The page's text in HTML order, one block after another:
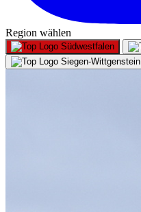
Region wählen
Südwestfalen
Siegen-Wittgenstein